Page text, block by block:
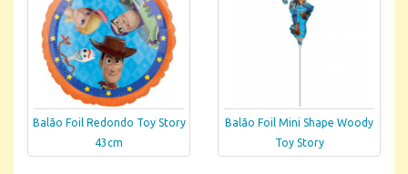
Balão Foil Redondo Toy Story
43cm
Balão Foil Mini Shape Woody
Toy Story